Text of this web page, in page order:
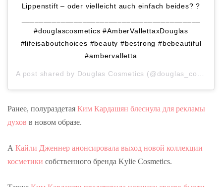
Lippenstift – oder vielleicht auch einfach beides? ?
#douglascosmetics #AmberVallettaxDouglas
#lifeisaboutchoices #beauty #bestrong #bebeautiful
#ambervalletta
A post shared by Douglas Cosmetics (@douglas_cosmetics) on
Ранее, полураздетая Ким Кардашян блеснула для рекламы
духов в новом образе.
А Кайли Дженнер анонсировала выход новой коллекции
косметики собственного бренда Kylie Cosmetics.